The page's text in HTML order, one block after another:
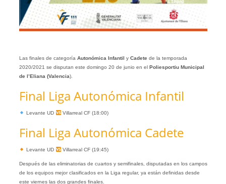
Las finales de categoría Autonómica Infantil y Cadetede la temporada
2020/2021 se disputan este domingo 20 de junio en el Poliesportiu Municipal
de l’Eliana (Valencia).
Final Liga Autonómica Infantil
Levante UD Villarreal CF (18:00)
Final Liga Autonómica Cadete
Levante UD Villarreal CF (19:45)
Después de las eliminatorias de cuartos y semifinales, disputadas en los campos
de los equipos mejor clasificados en la Liga regular, ya están definidas desde
este viernes las dos grandes finales.